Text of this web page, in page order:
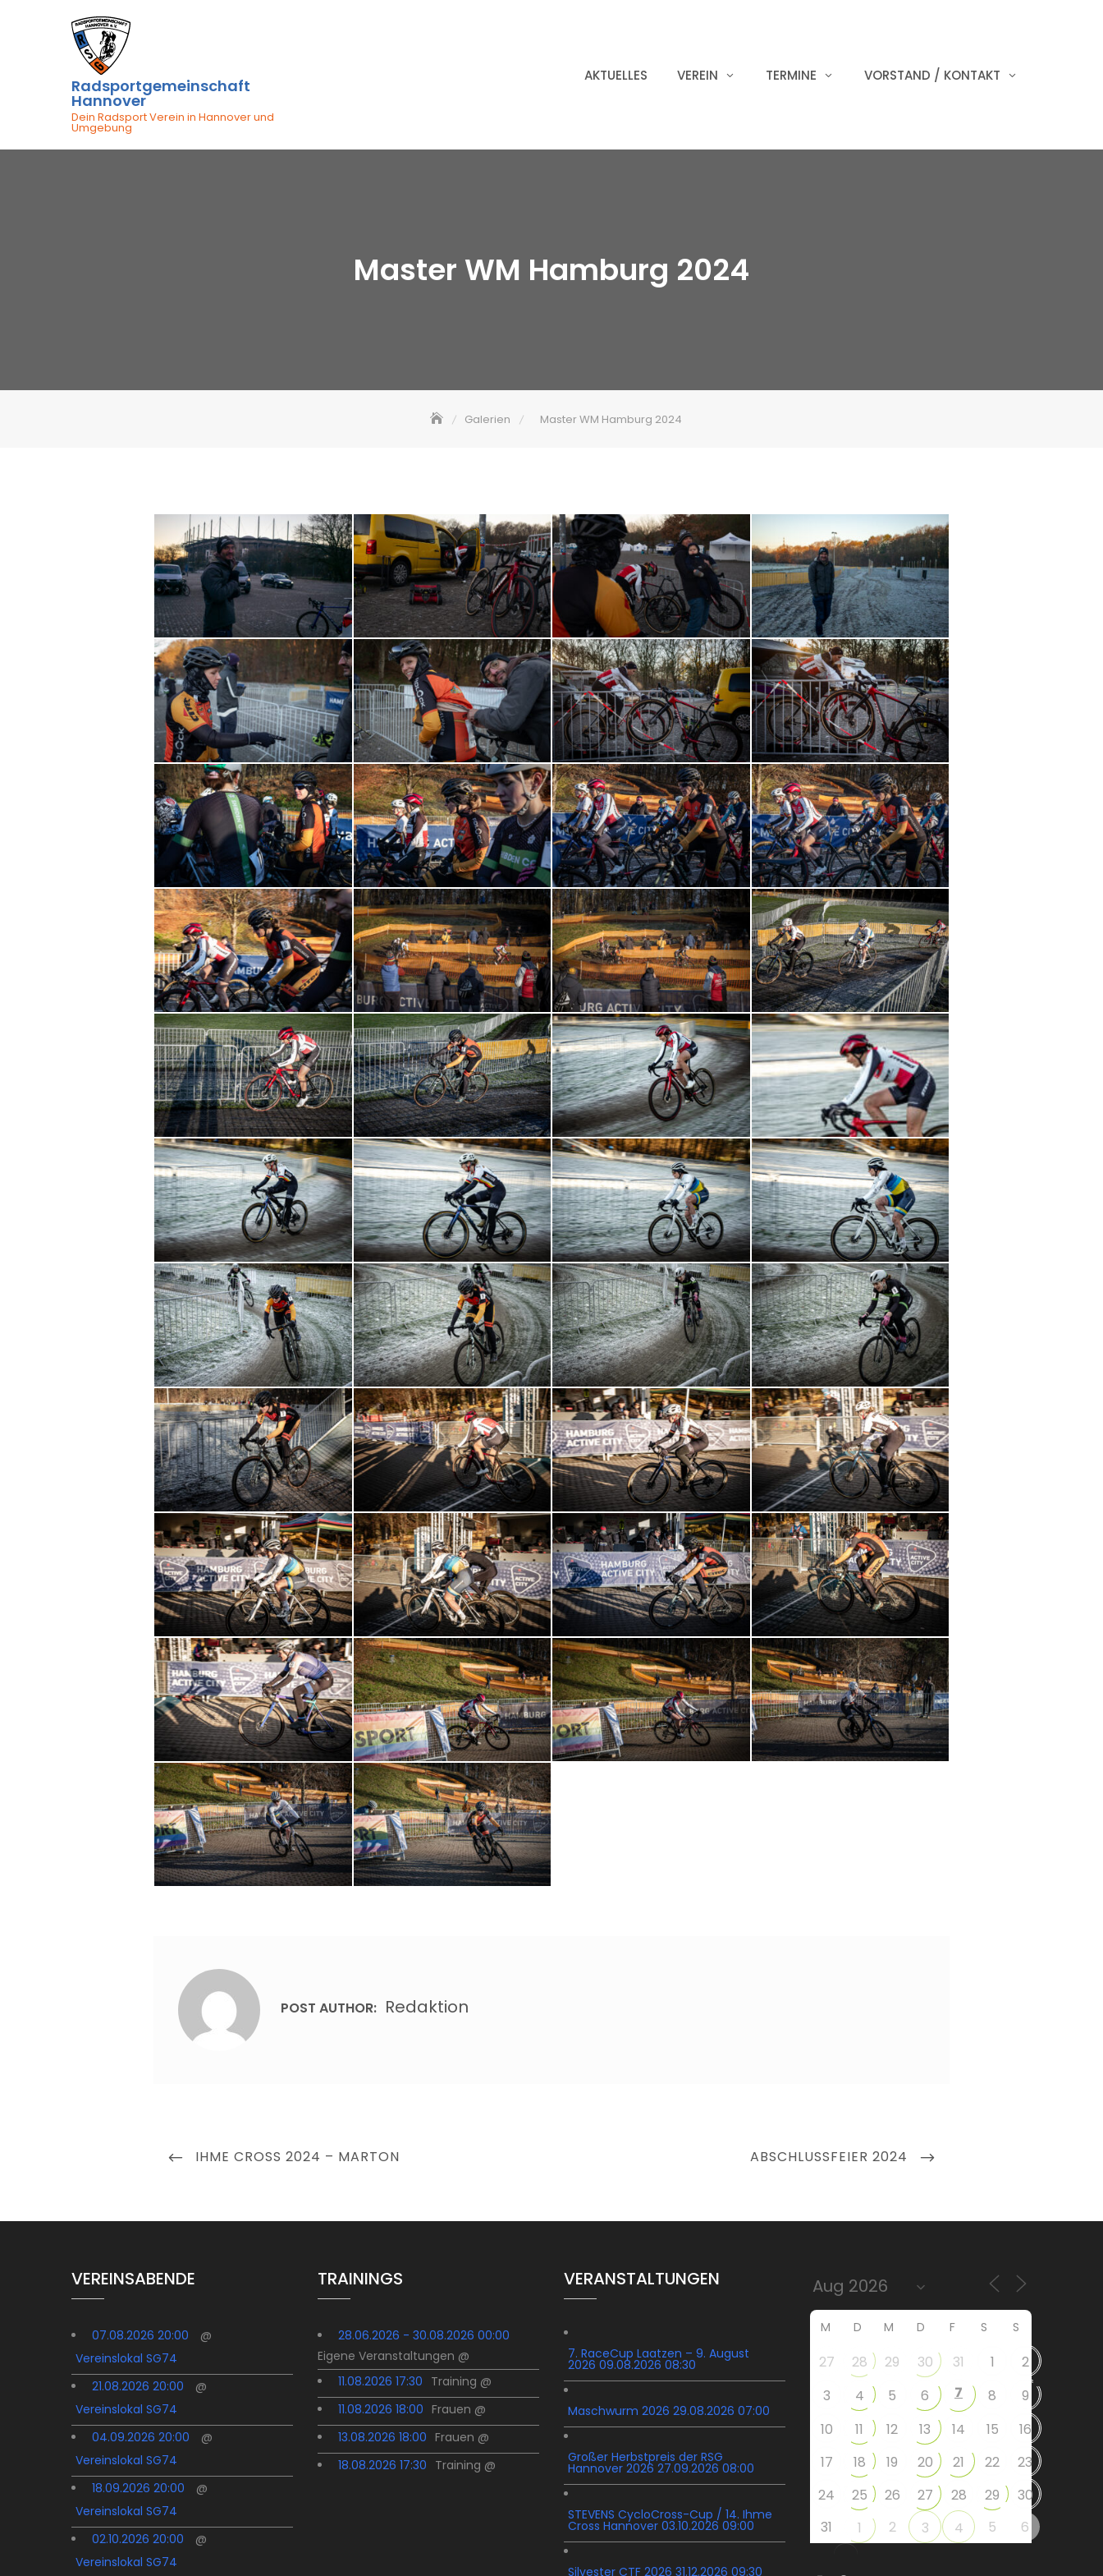
Radsportgemeinschaft
Hannover
Dein Radsport Verein in Hannover und
Umgebung
AKTUELLES VEREIN TERMINE VORSTAND / KONTAKT
Master WM Hamburg 2024
Galerien Master WM Hamburg 2024
POST AUTHOR: Redaktion
Beitragsnavigation
PREVIOUS
IHME CROSS 2024 – MARTON
NEXT
ABSCHLUSSFEIER 2024
VEREINSABENDE
07.08.2026 20:00
@
Vereinslokal SG74
21.08.2026 20:00
@
Vereinslokal SG74
04.09.2026 20:00
@
Vereinslokal SG74
18.09.2026 20:00
@
Vereinslokal SG74
02.10.2026 20:00
@
Vereinslokal SG74
TRAININGS
28.06.2026 - 30.08.2026 00:00
Eigene Veranstaltungen @
11.08.2026 17:30 Training @
11.08.2026 18:00 Frauen @
13.08.2026 18:00 Frauen @
18.08.2026 17:30 Training @
VERANSTALTUNGEN
7. RaceCup Laatzen – 9. August
2026 09.08.2026 08:30
Maschwurm 2026 29.08.2026 07:00
Großer Herbstpreis der RSG
Hannover 2026 27.09.2026 08:00
STEVENS CycloCross-Cup / 14. Ihme
Cross Hannover 03.10.2026 09:00
Silvester CTF 2026 31.12.2026 09:30
M D M D F S S
27 28 29 30 31 1
2
3
4 5 6 7 8
9
10
11 12 13 14 15
16
17
18 19 20 21 22
23
24
25 26 27 28 29
30
31
1 2 3 4 5 6